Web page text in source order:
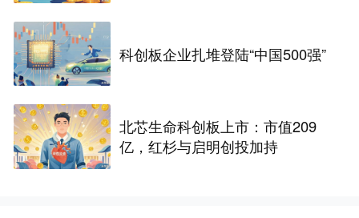
科创板企业扎堆登陆“中国500强”
北芯生命科创板上市：市值209
亿，红杉与启明创投加持